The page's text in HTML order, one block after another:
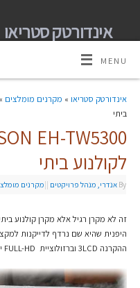
אינדורטק סטריאו
MENU
אינדורטק סטריאו» מקרנים מומלצים
ביתי
לקולנוע ביתי
By אנדרי, מנהל פרויקטים |
|מקרנים
היפנית שהיא שם נרדף לדייקנות
ההקרנה 3LCD וברזולוציית FULL-HD יחד עם סאונד ווידיאו 3D.